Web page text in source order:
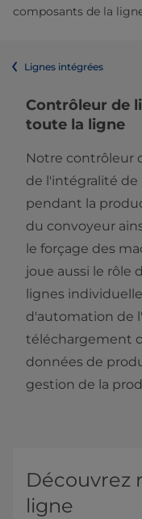
composants de la
Lignes intégrées
Contrôleur de
toute la ligne
Notre contrôleur
de l'intégralité de
pendant la
du convoyeur
le forçage des
joue aussi le rôle
lignes
d'automation de
téléchargement
données de
gestion de la
Découvrez
ligne